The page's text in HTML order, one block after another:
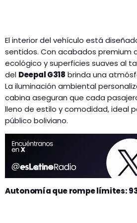
El interior del vehículo está
sentidos. Con acabados premium
ecológico y superficies suaves al
del Deepal G318 brinda una
La iluminación ambiental
cabina aseguran que cada
lleno de estilo y comodidad, ideal
público boliviano.
Autonomía que rompe límites: